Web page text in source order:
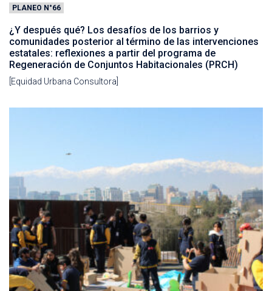
PLANEO N°66
¿Y después qué? Los desafíos de los barrios y
comunidades posterior al término de las intervenciones
estatales: reflexiones a partir del programa de
Regeneración de Conjuntos Habitacionales (PRCH)
[Equidad Urbana Consultora]